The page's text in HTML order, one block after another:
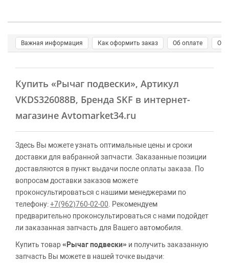
Важная информация Как оформить заказ Об оплате О
Купить «Рычаг подвески», Артикул
VKDS326088B, Бренда SKF в интернет-
магазине Avtomarket34.ru
Здесь Вы можете узнать оптимальные цены и сроки
доставки для вабранной запчасти. Заказанные позиции
доставляются в пункт выдачи после оплаты заказа. По
вопросам доставки заказов можете
проконсультироваться с нашими менеджерами по
телефону:+7(962)760-02-00 . Рекомендуем
предварительно проконсультироваться с нами подойдет
ли заказанная запчасть для Вашего автомобиля.
Купить товар«Рычаг подвески» и получить заказанную
запчасть Вы можете в нашей точке выдачи: